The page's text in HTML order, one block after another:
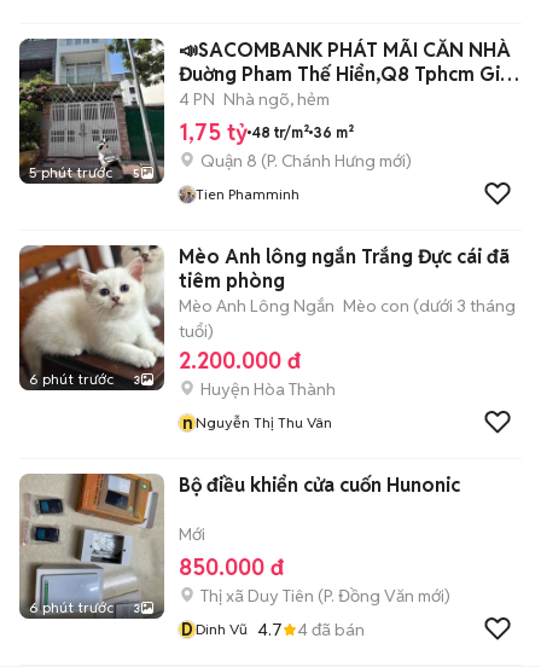
5 phút trước 5
📣SACOMBANK PHÁT MÃI CĂN NHÀ
Đuờng Pham Thế Hiển,Q8 Tphcm Giá
1tỷ750
4 PN Nhà ngõ, hẻm
1,75 tỷ 48 tr/m² 36 m²
Quận 8 (P. Chánh Hưng mới)
Tien Phamminh
6 phút trước 3
Mèo Anh lông ngắn Trắng Đực cái đã
tiêm phòng
Mèo Anh Lông Ngắn Mèo con (dưới 3 tháng
tuổi)
2.200.000 đ
Huyện Hòa Thành
nNguyễn Thị Thu Vân
6 phút trước 3
Bộ điều khiển cửa cuốn Hunonic
Mới
850.000 đ
Thị xã Duy Tiên (P. Đồng Văn mới)
DDinh Vũ 4.7 4đã bán